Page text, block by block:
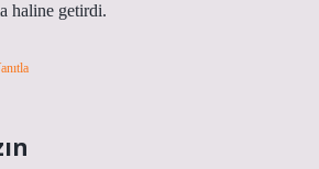
haline getirdi.